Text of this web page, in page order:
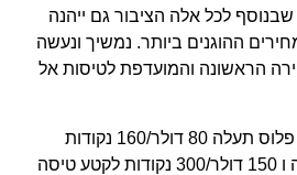
לכל אלה הציבור גם ייהנה
ההוגנים ביותר. נמשיך ונעשה
הראשונה והמועדפת לטיסות אל
המחיר במחלקת תיירים פלוס תעלה 80 דולר/160 נקודות
לקטע טיסה ליעדי אירופה ו 150 דולר/300 נקודות לקטע טיסה